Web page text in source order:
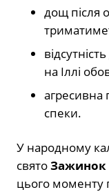
дощ після
на Іллі
агресивна
спеки.
У народному
святоЗажинок
цього моменту